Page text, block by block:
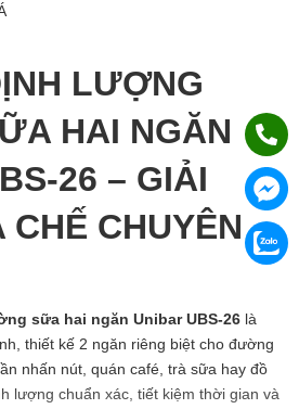
LƯỢNG
HAI NGĂN
26 – GIẢI
CHẾ CHUYÊN
sữa hai ngăn Unibar UBS-26 là
thiết kế 2 ngăn riêng biệt cho đường
nhấn nút, quán café, trà sữa hay đồ
lượng chuẩn xác, tiết kiệm thời gian và